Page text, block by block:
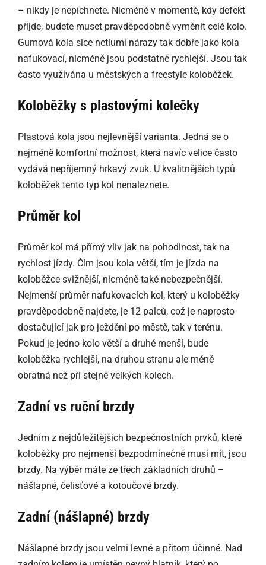
– nikdy je nepíchnete. Nicméně v momentě, kdy defekt
přijde, budete muset pravděpodobně vyměnit celé kolo.
Gumová kola sice netlumí nárazy tak dobře jako kola
nafukovací, nicméně jsou podstatně rychlejší. Jsou tak
často využívána u městských a freestyle koloběžek.
Koloběžky s plastovými kolečky
Plastová kola jsou nejlevnější varianta. Jedná se o
nejméně komfortní možnost, která navíc velice často
vydává nepříjemný hrkavý zvuk. U kvalitnějších typů
koloběžek tento typ kol nenaleznete.
Průměr kol
Průměr kol má přímý vliv jak na pohodlnost, tak na
rychlost jízdy. Čím jsou kola větší, tím je jízda na
koloběžce svižnější, nicméně také nebezpečnější.
Nejmenší průměr nafukovacích kol, který u koloběžky
pravděpodobně najdete, je 12 palců, což je naprosto
dostačující jak pro ježdění po městě, tak v terénu.
Pokud je jedno kolo větší a druhé menší, bude
koloběžka rychlejší, na druhou stranu ale méně
obratná než při stejně velkých kolech.
Zadní vs ruční brzdy
Jedním z nejdůležitějších bezpečnostních prvků, které
koloběžky pro nejmenší bezpodmínečně musí mít, jsou
brzdy. Na výběr máte ze třech základních druhů –
nášlapné, čelisťové a kotoučové brzdy.
Zadní (nášlapné) brzdy
Nášlapné brzdy jsou velmi levné a přitom účinné. Nad